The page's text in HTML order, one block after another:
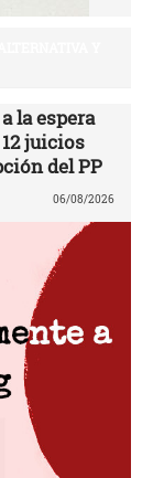
la espera
juicios
del PP
06/08/2026